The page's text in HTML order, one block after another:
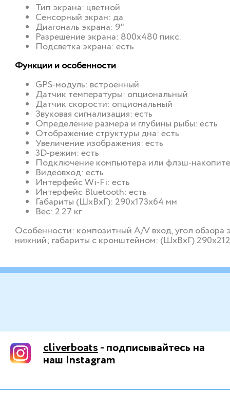
Тип экрана: цветной
Сенсорный экран: да
Диагональ экрана: 9"
Разрешение экрана: 800x480 пикс.
Подсветка экрана: есть
Функции и особенности
GPS-модуль: встроенный
Датчик температуры: опциональный
Датчик скорости: опциональный
Звуковая сигнализация: есть
Определение размера и глубины рыбы: есть
Отображение структуры дна: есть
Увеличение изображения: есть
3D-режим: есть
Подключение компьютера или флэш-
Видеовход: есть
Интерфейс Wi-Fi: есть
Интерфейс Bluetooth: есть
Габариты (ШхВхГ): 290x173x64 мм
Вес: 2.27 кг
Особенности: композитный A/V вход, угол обзора
нижний; габариты с кронштейном: (ШxВxГ)
cliverboats- подписывайтесь на
наш Instagram